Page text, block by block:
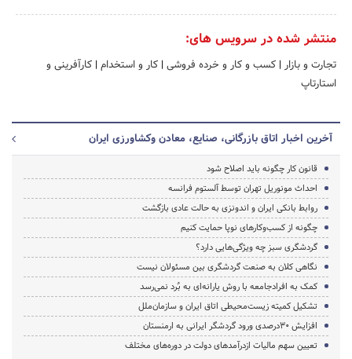
منتشر شده در سرویس های:
تجارت و بازار | کسب و کار و خرده فروشی | کار و استخدام | کارآفرینی و
استارتاپ
آخرین اخبار اتاق بازرگانی، صنایع، معادن وکشاورزی ایران
قانون کار چگونه باید اصلاح شود
احداث مونوریل تهران توسط آلستوم فرانسه
روابط بانکی ایران و اندونزی به حالت عادی بازگشت
چگونه از کسب‌وکارهای نوپا حمایت کنیم
گردشگری سبز چه ویژگی‌هایی دارد؟
نگاهی کلان به صنعت گردشگری بین مسئولان نیست
کمک به افرادجامعه با روش یارانه‌ای به بُرد نمی‌رسد
تشکیل کمیته زیست‌محیطی اتاق ایران‌ و سازمان‌ملل
افزایش 30درصدی ورود گردشگر ایرانی به ارمنستان
تعیین سهم مالیات ازدرآمدهای دولت در دوره‌های مختلف